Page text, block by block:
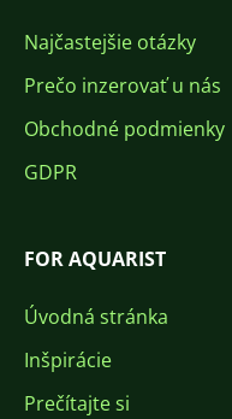
Najčastejšie otázky
Prečo inzerovať u nás
Obchodné podmienky
GDPR
FOR AQUARIST
Úvodná stránka
Inšpirácie
Prečítajte si